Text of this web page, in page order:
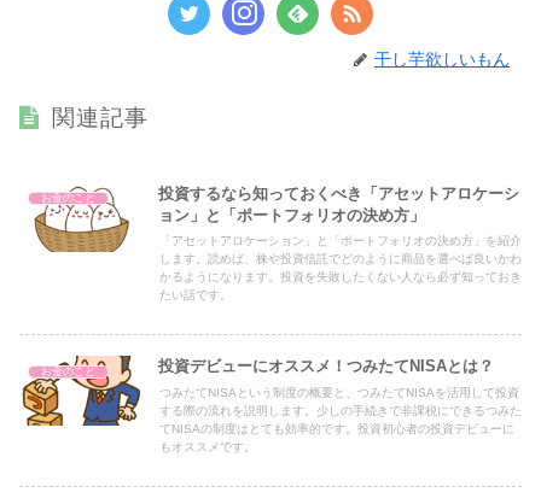
干し芋欲しいもん
関連記事
お金のこと
投資するなら知っておくべき「アセットアロケーシ
ョン」と「ポートフォリオの決め方」
「アセットアロケーション」と「ポートフォリオの決め方」を紹介
します。読めば、株や投資信託でどのように商品を選べば良いかわ
かるようになります。投資を失敗したくない人なら必ず知っておき
たい話です。
お金のこと 投資デビューにオススメ！つみたてNISAとは？
つみたてNISAという制度の概要と、つみたてNISAを活用して投資
する際の流れを説明します。少しの手続きで非課税にできるつみた
てNISAの制度はとても効率的です。投資初心者の投資デビューに
もオススメです。